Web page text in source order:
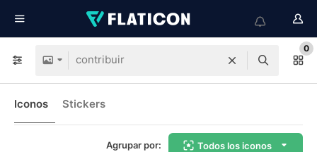
0
Iconos Stickers
Agrupar por: Todos los iconos